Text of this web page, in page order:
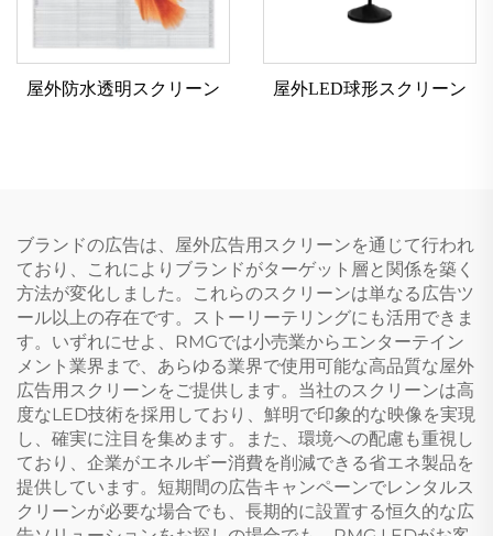
屋外防水透明スクリーン 屋外LED球形スクリーン
ブランドの広告は、屋外広告用スクリーンを通じて行われ
ており、これによりブランドがターゲット層と関係を築く
方法が変化しました。これらのスクリーンは単なる広告ツ
ール以上の存在です。ストーリーテリングにも活用できま
す。いずれにせよ、RMGでは小売業からエンターテイン
メント業界まで、あらゆる業界で使用可能な高品質な屋外
広告用スクリーンをご提供します。当社のスクリーンは高
度なLED技術を採用しており、鮮明で印象的な映像を実現
し、確実に注目を集めます。また、環境への配慮も重視し
ており、企業がエネルギー消費を削減できる省エネ製品を
提供しています。短期間の広告キャンペーンでレンタルス
クリーンが必要な場合でも、長期的に設置する恒久的な広